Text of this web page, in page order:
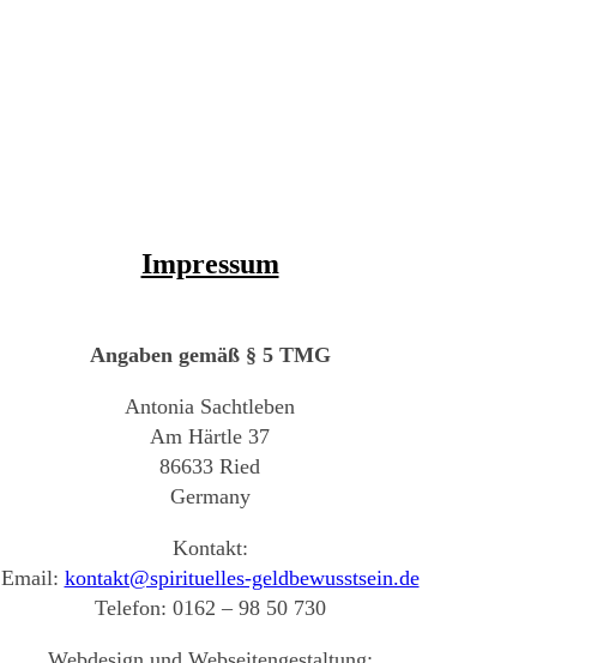
Impressum
Angaben gemäß § 5 TMG
Antonia Sachtleben
Am Härtle 37
86633 Ried
Germany
Kontakt:
Email: kontakt@spirituelles-geldbewusstsein.de
Telefon: 0162 – 98 50 730